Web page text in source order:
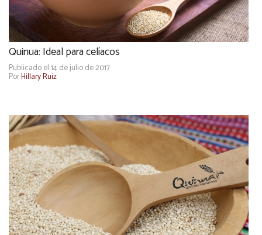
Quinua: Ideal para celíacos
Publicado el 14 de julio de 2017
PorHillary Ruiz